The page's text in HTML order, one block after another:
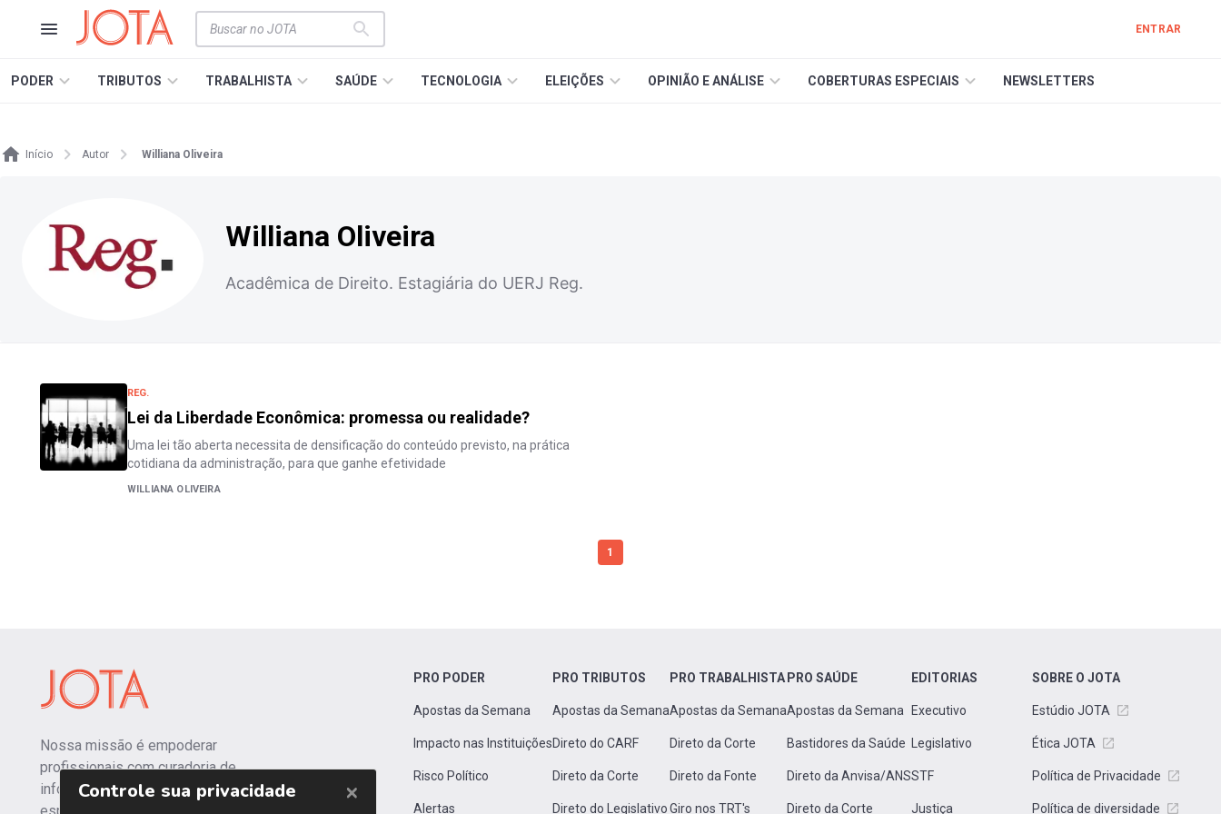
ENTRAR
PODER TRIBUTOS TRABALHISTA SAÚDE TECNOLOGIA ELEIÇÕES OPINIÃO E ANÁLISE COBERTURAS ESPECIAIS NEWSLETTERS
Início Autor Williana Oliveira
Williana Oliveira
Acadêmica de Direito. Estagiária do UERJ Reg.
REG.
Lei da Liberdade Econômica: promessa ou realidade?
Uma lei tão aberta necessita de densificação do conteúdo previsto, na prática
cotidiana da administração, para que ganhe efetividade
WILLIANA OLIVEIRA
1
Nossa missão é empoderar
profissionais com curadoria de
informações independentes e
PRO PODER
Apostas da Semana
Impacto nas Instituições
Risco Político
Alertas
PRO TRIBUTOS
Apostas da Semana
Direto do CARF
Direto da Corte
Direto do Legislativo
PRO TRABALHISTA
Apostas da Semana
Direto da Corte
Direto da Fonte
Giro nos TRT's
PRO SAÚDE
Apostas da Semana
Bastidores da Saúde
Direto da Anvisa/ANS
Direto da Corte
EDITORIAS
Executivo
Legislativo
STF
Justiça
SOBRE O JOTA
Estúdio JOTA
Ética JOTA
Política de Privacidade
Política de diversidade